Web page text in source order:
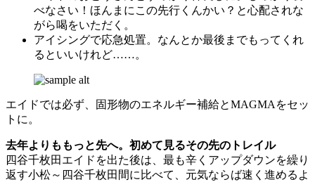
べなさい！ほんまにこの先行くんかい？と心配されな
がら喝をいただく。
アイシングで応急処置。なんとか最後までもってくれ
るといいけれど……。
エイドでは必ず、固形物のエネルギー補給とMAGMAをセッ
トに。
去年よりももっと先へ。初めて見るその先のトレイル
四谷千枚田エイドを出た後は、最も辛くアップダウンを繰り
返す小松～四谷千枚田間に比べて、元気ならば速く進めるよ